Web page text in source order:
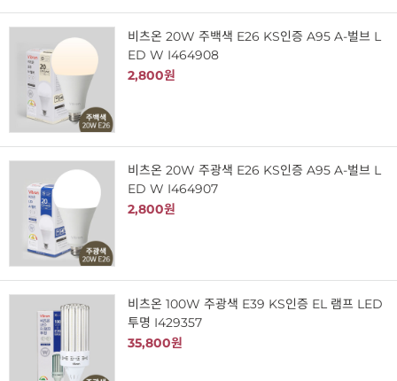
비츠온 20W 주백색 E26 KS인증 A95 A-벌브 L
ED W I464908
2,800원
비츠온 20W 주광색 E26 KS인증 A95 A-벌브 L
ED W I464907
2,800원
비츠온 100W 주광색 E39 KS인증 EL 램프 LED
투명 I429357
35,800원